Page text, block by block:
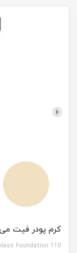
کرم پودر فیت می
Foundation 110